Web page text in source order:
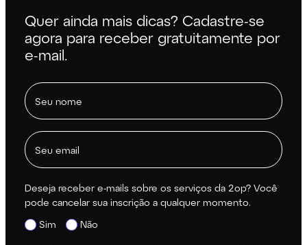
Quer ainda mais dicas? Cadastre-se
agora para receber gratuitamente por
e-mail.
Deseja receber e-mails sobre os serviços da 2op? Você
pode cancelar sua inscrição a qualquer momento.
Sim
Não